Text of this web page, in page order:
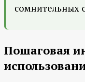
сомнительных
Пошаговая